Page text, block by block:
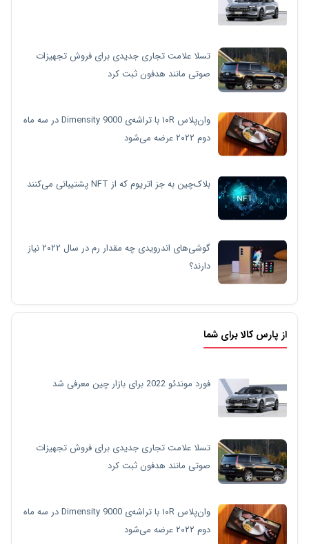
تسلا علامت تجاری جدیدی برای فروش تجهیزات
صوتی مانند هدفون ثبت کرد
وان‌پلاس ۱۰R با تراشه‌ی Dimensity 9000 در سه ماه
دوم ۲۰۲۲ عرضه می‌شود
بلاک‌چین به جز اتریوم که از NFT پشتیبانی می‌کنند
گوشی‌های اندرویدی چه مقدار رم در سال ۲۰۲۲ نیاز
دارند؟
از پارس کالا برای شما
فورد موندئو 2022 برای بازار چین معرفی شد
تسلا علامت تجاری جدیدی برای فروش تجهیزات
صوتی مانند هدفون ثبت کرد
وان‌پلاس ۱۰R با تراشه‌ی Dimensity 9000 در سه ماه
دوم ۲۰۲۲ عرضه می‌شود